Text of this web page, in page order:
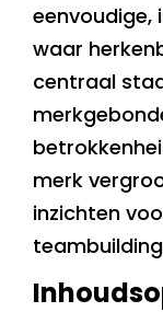
eenvoudige,
waar
centraal
merk
inzichten